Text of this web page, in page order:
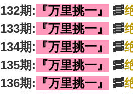
132期: 『万里挑一』 🥓
133期: 『万里挑一』 🥓
134期: 『万里挑一』 🥓
135期: 『万里挑一』 🥓
136期: 『万里挑一』 🥓